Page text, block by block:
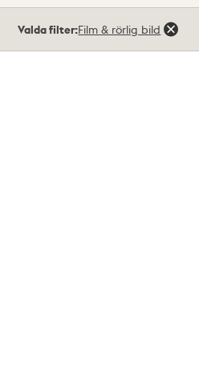
träffar
Valda filter:Film & rörlig bild